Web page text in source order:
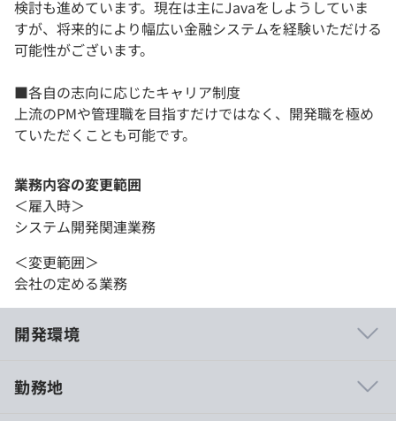
検討も進めています。現在は主にJavaをしようしていま
すが、将来的により幅広い金融システムを経験いただける
可能性がございます。
■各自の志向に応じたキャリア制度
上流のPMや管理職を目指すだけではなく、開発職を極め
ていただくことも可能です。
業務内容の変更範囲
＜雇入時＞
システム開発関連業務
＜変更範囲＞
会社の定める業務
開発環境
勤務地